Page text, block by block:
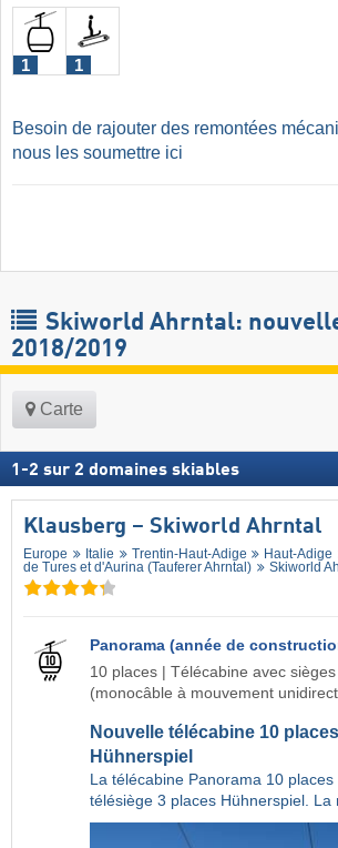
1 1
Besoin de rajouter des remontées
nous les soumettre ici
Skiworld Ahrntal:
2018/2019
Carte
1 -2 sur 2 domaines skiables
Klausberg – Skiworld Ahrntal
Europe Italie Trentin-Haut-Adige Haut-Adige
de Tures et d'Aurina (Tauferer Ahrntal)
Skiworld
Panorama (année de
10 places | Télécabine avec
(monocâble à mouvement
Nouvelle télécabine 10
Hühnerspiel
La télécabine Panorama 10
télésiège 3 places Hühnerspiel. La